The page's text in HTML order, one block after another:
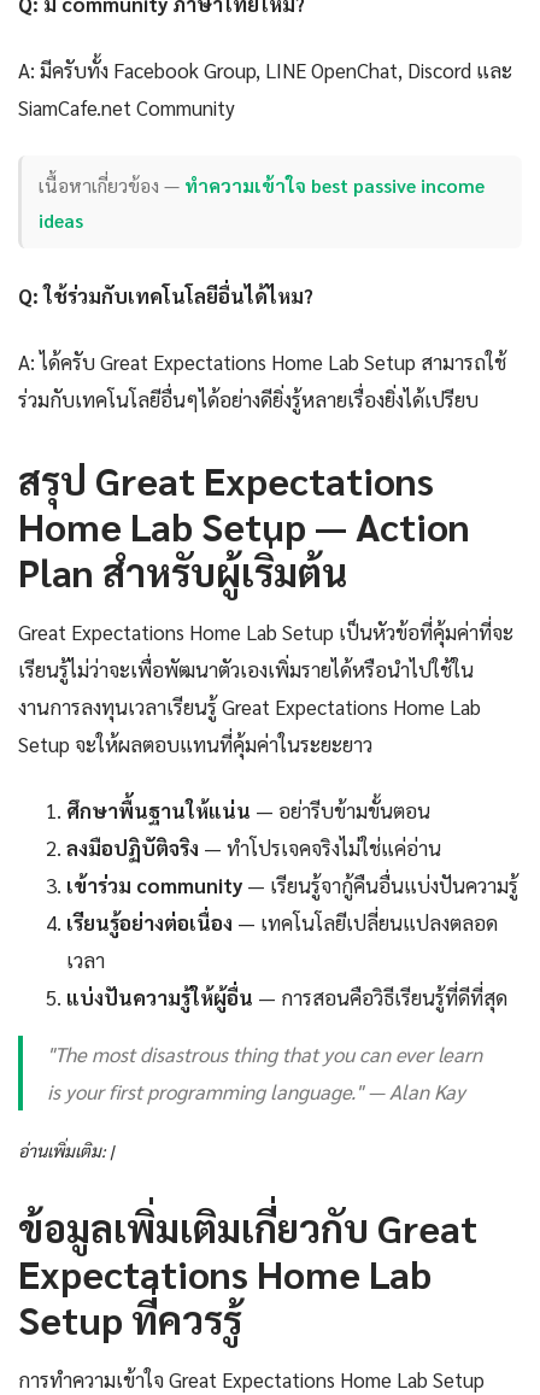
A: มีครับทั้ง Facebook Group, LINE OpenChat, Discord และ
SiamCafe.net Community
เนื้อหาเกี่ยวข้อง — ทำความเข้าใจ best passive income
ideas
Q: ใช้ร่วมกับเทคโนโลยีอื่นได้ไหม?
A: ได้ครับ Great Expectations Home Lab Setup สามารถใช้
ร่วมกับเทคโนโลยีอื่นๆได้อย่างดียิ่งรู้หลายเรื่องยิ่งได้เปรียบ
สรุป Great Expectations
Home Lab Setup — Action
Plan สำหรับผู้เริ่มต้น
Great Expectations Home Lab Setup เป็นหัวข้อที่คุ้มค่าที่จะ
เรียนรู้ไม่ว่าจะเพื่อพัฒนาตัวเองเพิ่มรายได้หรือนำไปใช้ใน
งานการลงทุนเวลาเรียนรู้ Great Expectations Home Lab
Setup จะให้ผลตอบแทนที่คุ้มค่าในระยะยาว
ศึกษาพื้นฐานให้แน่น — อย่ารีบข้ามขั้นตอน
ลงมือปฏิบัติจริง — ทำโปรเจคจริงไม่ใช่แค่อ่าน
เข้าร่วม community — เรียนรู้จากู้คืนอื่นแบ่งปันความรู้
เรียนรู้อย่างต่อเนื่อง — เทคโนโลยีเปลี่ยนแปลงตลอด
เวลา
แบ่งปันความรู้ให้ผู้อื่น — การสอนคือวิธีเรียนรู้ที่ดีที่สุด
"The most disastrous thing that you can ever learn
is your first programming language." — Alan Kay
อ่านเพิ่มเติม: |
ข้อมูลเพิ่มเติมเกี่ยวกับ Great
Expectations Home Lab
Setup ที่ควรรู้
การทำความเข้าใจ Great Expectations Home Lab Setup